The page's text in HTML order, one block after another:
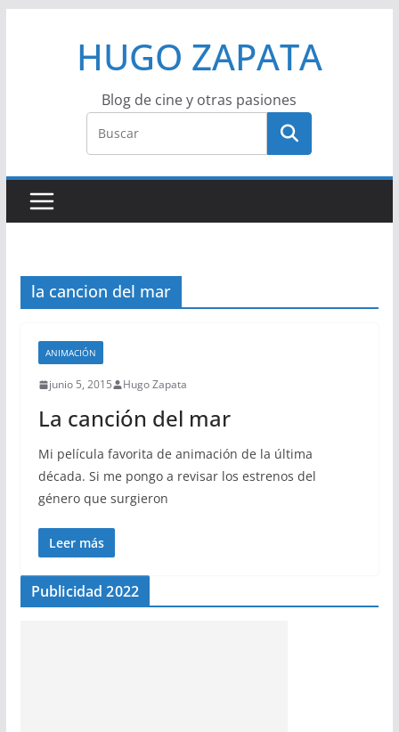
HUGO ZAPATA
Blog de cine y otras pasiones
la cancion del mar
ANIMACIÓN
junio 5, 2015 Hugo Zapata
La canción del mar
Mi película favorita de animación de la última
década. Si me pongo a revisar los estrenos del
género que surgieron
Leer más
Publicidad 2022